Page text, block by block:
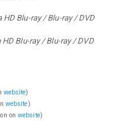
HD Blu-ray / Blu-ray / DVD
HD Blu-ray / Blu-ray / DVD
website)
website)
onwebsite)